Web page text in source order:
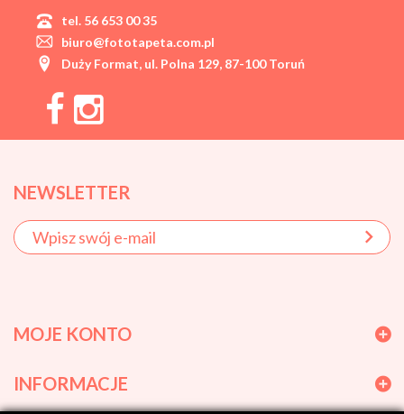
tel. 56 653 00 35
biuro@fototapeta.com.pl
Duży Format, ul. Polna 129, 87-100 Toruń
NEWSLETTER
MOJE KONTO
INFORMACJE